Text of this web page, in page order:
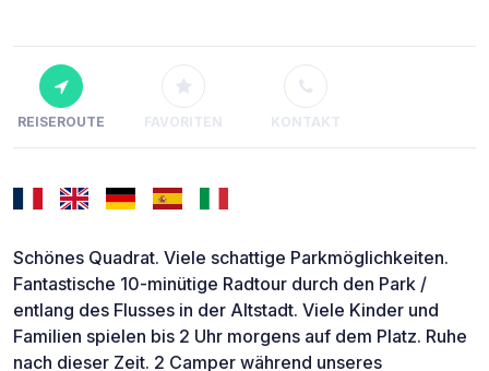
REISEROUTE FAVORITEN KONTAKT
Schönes Quadrat. Viele schattige Parkmöglichkeiten.
Fantastische 10-minütige Radtour durch den Park /
entlang des Flusses in der Altstadt. Viele Kinder und
Familien spielen bis 2 Uhr morgens auf dem Platz. Ruhe
nach dieser Zeit. 2 Camper während unseres